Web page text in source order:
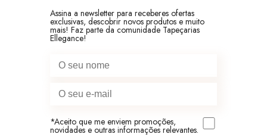
Assina a newsletter para receberes ofertas
exclusivas, descobrir novos produtos e muito
mais! Faz parte da comunidade Tapeçarias
Ellegance!
*Aceito que me enviem promoções,
novidades e outras informações relevantes.